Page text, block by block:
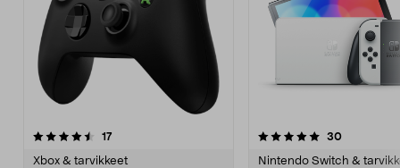
17arvostelut
Xbox & tarvikkeet
5.0 viidestä
30arvostelut
Nintendo Switch &
4.5 viidestä